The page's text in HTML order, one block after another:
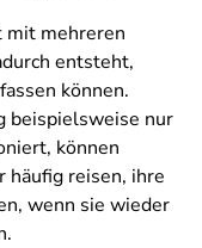
mit mehreren
entsteht,
können.
beispielsweise nur
können
häufig reisen, ihre
wenn sie wieder